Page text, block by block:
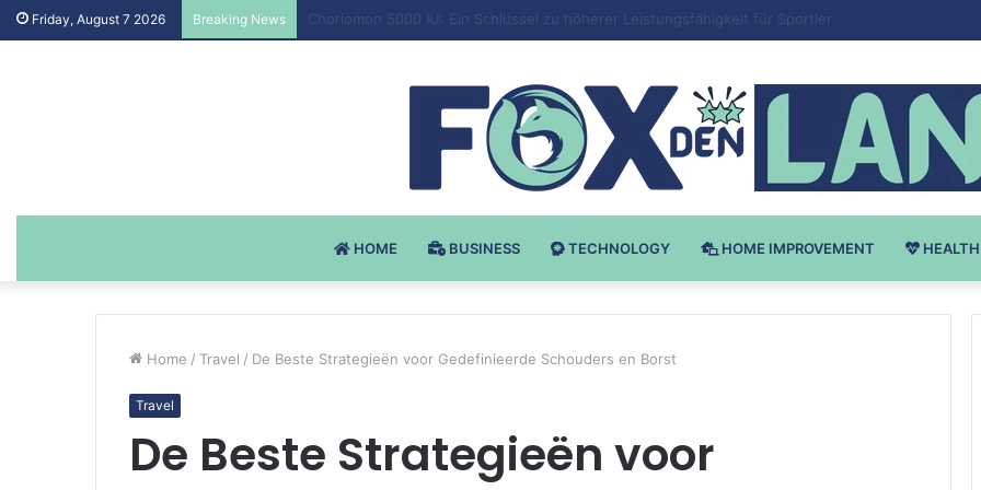
Friday, August 7 2026 Breaking News Testosteron Undekanoat v Bodybuilding-u: Ključ do Uspeha
HOME BUSINESS TECHNOLOGY HOME IMPROVEMENT HEALTH
Home / Travel / De Beste Strategieën voor Gedefinieerde Schouders en Borst
Travel
De Beste Strategieën voor